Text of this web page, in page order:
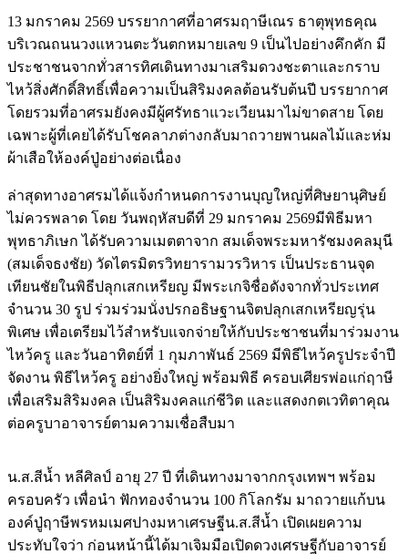
13 มกราคม 2569 บรรยากาศที่อาศรมฤาษีเณร ธาตุพุทธคุณ
บริเวณถนนวงแหวนตะวันตกหมายเลข 9 เป็นไปอย่างคึกคัก มี
ประชาชนจากทั่วสารทิศเดินทางมาเสริมดวงชะตาและกราบ
ไหว้สิ่งศักดิ์สิทธิ์เพื่อความเป็นสิริมงคลต้อนรับต้นปี บรรยากาศ
โดยรวมที่อาศรมยังคงมีผู้ศรัทธาแวะเวียนมาไม่ขาดสาย โดย
เฉพาะผู้ที่เคยได้รับโชคลาภต่างกลับมาถวายพานผลไม้และห่ม
ผ้าเสือให้องค์ปู่อย่างต่อเนื่อง
ล่าสุดทางอาศรมได้แจ้งกำหนดการงานบุญใหญ่ที่ศิษยานุศิษย์
ไม่ควรพลาด โดย วันพฤหัสบดีที่ 29 มกราคม 2569มีพิธีมหา
พุทธาภิเษก ได้รับความเมตตาจาก สมเด็จพระมหารัชมงคลมุนี
(สมเด็จธงชัย) วัดไตรมิตรวิทยารามวรวิหาร เป็นประธานจุด
เทียนชัยในพิธีปลุกเสกเหรียญ มีพระเกจิชื่อดังจากทั่วประเทศ
จำนวน 30 รูป ร่วมร่วมนั่งปรกอธิษฐานจิตปลุกเสกเหรียญรุ่น
พิเศษ เพื่อเตรียมไว้สำหรับแจกจ่ายให้กับประชาชนที่มาร่วมงาน
ไหว้ครู และวันอาทิตย์ที่ 1 กุมภาพันธ์ 2569 มีพิธีไหว้ครูประจำปี
จัดงาน พิธีไหว้ครู อย่างยิ่งใหญ่ พร้อมพิธี ครอบเศียรพ่อแก่ฤาษี
เพื่อเสริมสิริมงคล เป็นสิริมงคลแก่ชีวิต และแสดงกตเวทิตาคุณ
ต่อครูบาอาจารย์ตามความเชื่อสืบมา
น.ส.สีน้ำ หลีศิลป์ อายุ 27 ปี ที่เดินทางมาจากกรุงเทพฯ พร้อม
ครอบครัว เพื่อนำ ฟักทองจำนวน 100 กิโลกรัม มาถวายแก้บน
องค์ปู่ฤาษีพรหมเมศปางมหาเศรษฐีน.ส.สีน้ำ เปิดเผยความ
ประทับใจว่า ก่อนหน้านี้ได้มาเจิมมือเปิดดวงเศรษฐีกับอาจารย์